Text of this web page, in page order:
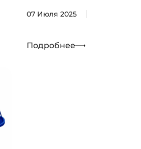
07 Июля 2025
Подробнее